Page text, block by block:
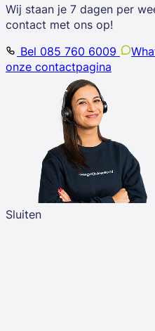
Wij staan je 7 dagen per
contact met ons op!
Bel 085 760 6009
onze contactpagina
Sluiten